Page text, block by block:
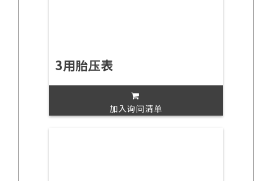
3用胎压表
加入询问清单